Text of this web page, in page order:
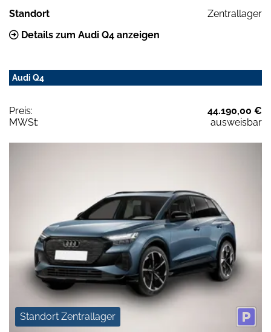
Standort
Zentrallager
Details zum Audi Q4 anzeigen
Audi Q4
Preis:
44.190,00 €
MWSt:
ausweisbar
Standort Zentrallager